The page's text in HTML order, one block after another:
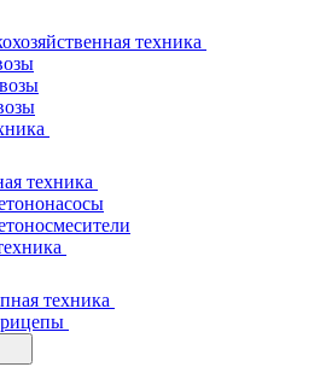
техника
техника
техника